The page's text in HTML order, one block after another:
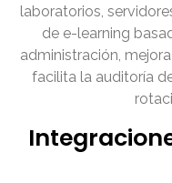
laboratorios,
de e-learning
administración,
facilita la auditoría